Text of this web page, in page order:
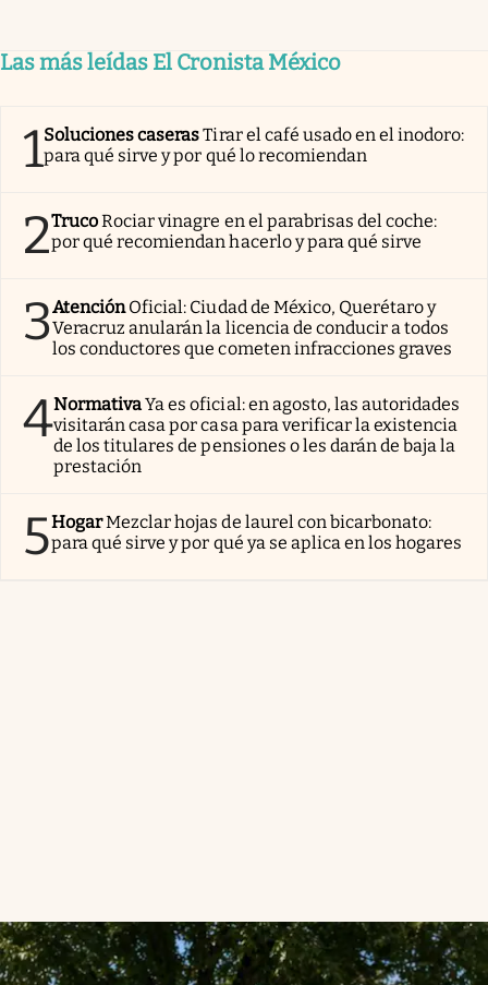
Las más leídas El Cronista México
1Soluciones caserasTirar el café usado en el inodoro:
para qué sirve y por qué lo recomiendan
2TrucoRociar vinagre en el parabrisas del coche:
por qué recomiendan hacerlo y para qué sirve
3AtenciónOficial: Ciudad de México, Querétaro y
Veracruz anularán la licencia de conducir a todos
los conductores que cometen infracciones graves
4NormativaYa es oficial: en agosto, las autoridades
visitarán casa por casa para verificar la existencia
de los titulares de pensiones o les darán de baja la
prestación
5HogarMezclar hojas de laurel con bicarbonato:
para qué sirve y por qué ya se aplica en los hogares